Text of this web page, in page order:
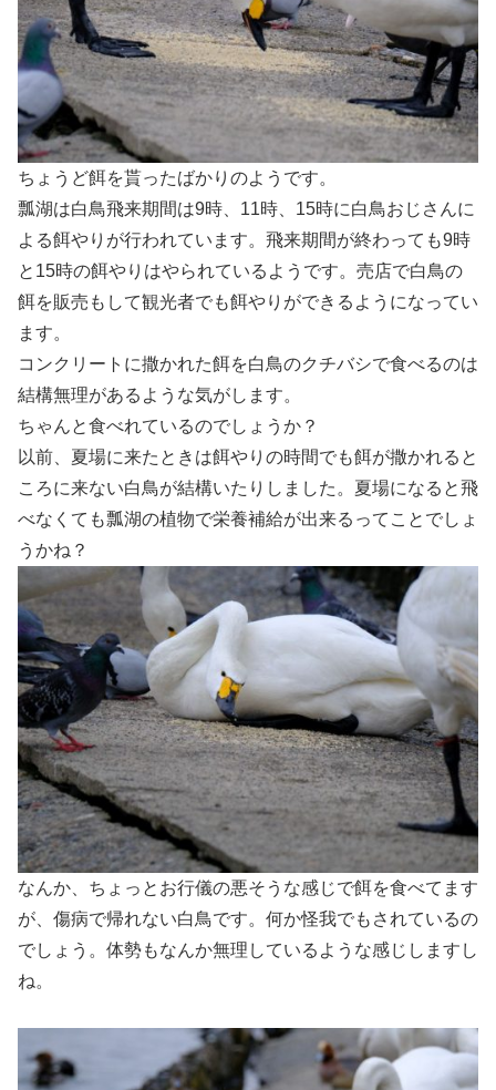
ちょうど餌を貰ったばかりのようです。
瓢湖は白鳥飛来期間は9時、11時、15時に白鳥おじさんに
よる餌やりが行われています。飛来期間が終わっても9時
と15時の餌やりはやられているようです。売店で白鳥の
餌を販売もして観光者でも餌やりができるようになってい
ます。
コンクリートに撒かれた餌を白鳥のクチバシで食べるのは
結構無理があるような気がします。
ちゃんと食べれているのでしょうか？
以前、夏場に来たときは餌やりの時間でも餌が撒かれると
ころに来ない白鳥が結構いたりしました。夏場になると飛
べなくても瓢湖の植物で栄養補給が出来るってことでしょ
うかね？
なんか、ちょっとお行儀の悪そうな感じで餌を食べてます
が、傷病で帰れない白鳥です。何か怪我でもされているの
でしょう。体勢もなんか無理しているような感じしますし
ね。